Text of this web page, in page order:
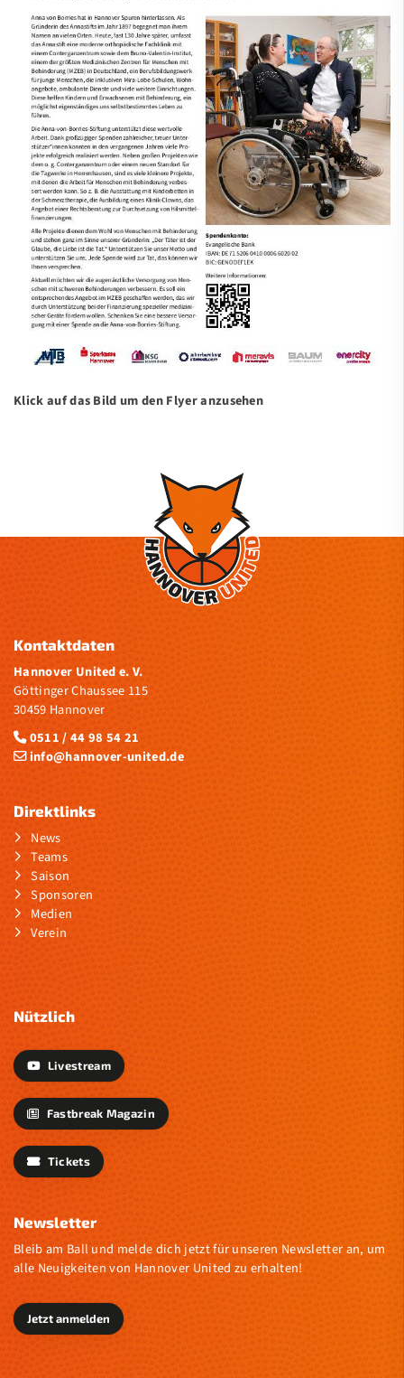
Klick auf das Bild um den Flyer anzusehen
Kontaktdaten
Hannover United e. V.
Göttinger Chaussee 115
30459 Hannover
0511 / 44 98 54 21
info@hannover-united.de
Direktlinks
News
Teams
Saison
Sponsoren
Medien
Verein
Nützlich
Livestream
Fastbreak Magazin
Tickets
Newsletter
Bleib am Ball und melde dich jetzt für unseren Newsletter an, um
alle Neuigkeiten von Hannover United zu erhalten!
Jetzt anmelden